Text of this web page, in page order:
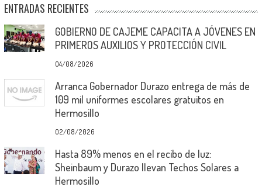
ENTRADAS RECIENTES
GOBIERNO DE CAJEME CAPACITA A JÓVENES EN
PRIMEROS AUXILIOS Y PROTECCIÓN CIVIL
04/08/2026
Arranca Gobernador Durazo entrega de más de
109 mil uniformes escolares gratuitos en
Hermosillo
02/08/2026
Hasta 89% menos en el recibo de luz:
Sheinbaum y Durazo llevan Techos Solares a
Hermosillo